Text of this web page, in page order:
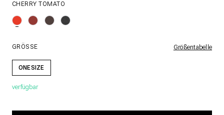
CHERRY TOMATO
GRÖSSE Größentabelle
ONESIZE
verfügbar